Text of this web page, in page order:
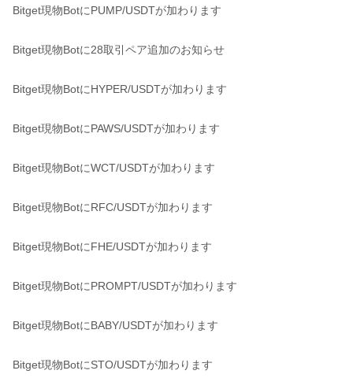
Bitget現物BotにPUMP/USDTが加わります
Bitget現物Botに28取引ペア追加のお知らせ
Bitget現物BotにHYPER/USDTが加わります
Bitget現物BotにPAWS/USDTが加わります
Bitget現物BotにWCT/USDTが加わります
Bitget現物BotにRFC/USDTが加わります
Bitget現物BotにFHE/USDTが加わります
Bitget現物BotにPROMPT/USDTが加わります
Bitget現物BotにBABY/USDTが加わります
Bitget現物BotにSTO/USDTが加わります